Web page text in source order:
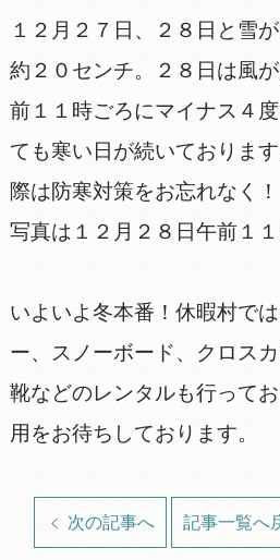
１２月２７日、２８日と雪
約２０センチ。２８日は風
前１１時ごろにマイナス４
ても寒い日が続いておりま
際は防寒対策をお忘れなく！
写真は１２月２８日午前１１
いよいよ冬本番！休暇村で
ー、スノーボード、クロス
靴などのレンタルも行って
用をお待ちしております。
次の記事へ 記事一覧へ